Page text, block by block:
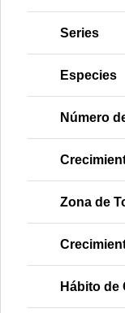
Series
Especies
Número
Zona de
Hábito de